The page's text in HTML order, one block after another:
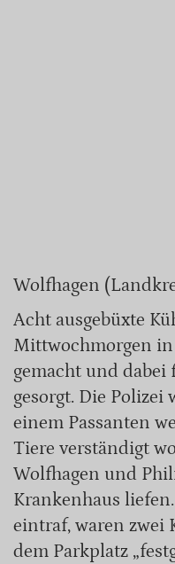
Wolfhagen
Acht ausgebüxte
Mittwochmorgen
gemacht und dabei
gesorgt. Die Polizei
einem Passanten
Tiere verständigt
Wolfhagen und
Krankenhaus
eintraf, waren zwei
dem Parkplatz